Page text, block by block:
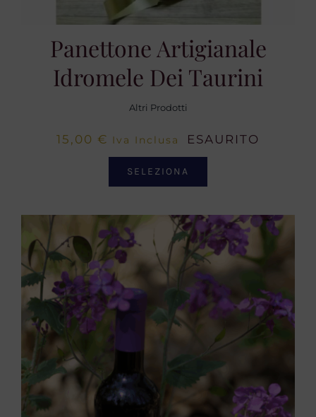
Panettone Artigianale
Idromele Dei Taurini
Altri Prodotti
15,00 € Iva Inclusa ESAURITO
SELEZIONA